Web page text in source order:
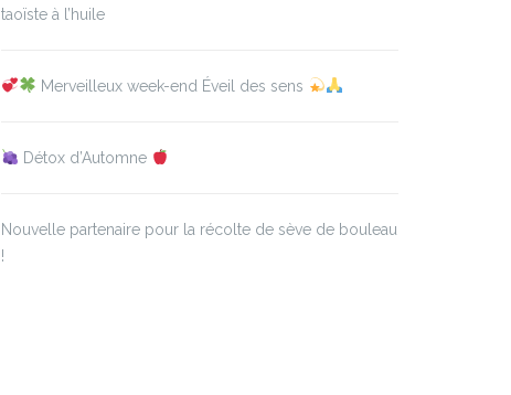
taoïste à l’huile
Merveilleux week-end Éveil des sens
Détox d’Automne
Nouvelle partenaire pour la récolte de sève de bouleau
!